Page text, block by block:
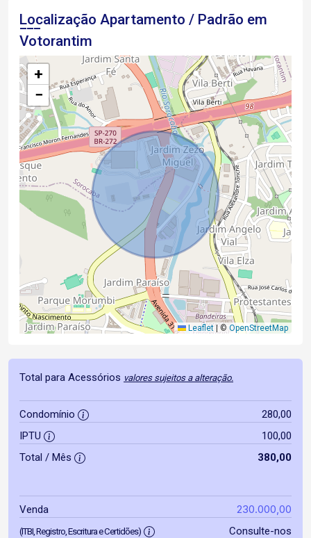
Localização Apartamento / Padrão em
Votorantim
+
−
Leaflet |© OpenStreetMap
Total para Acessórios valores sujeitos a alteração.
Condomínio
280,00
IPTU
100,00
Total / Mês
380,00
Venda 230.000,00
(ITBI, Registro, Escritura e Certidões) Consulte-nos